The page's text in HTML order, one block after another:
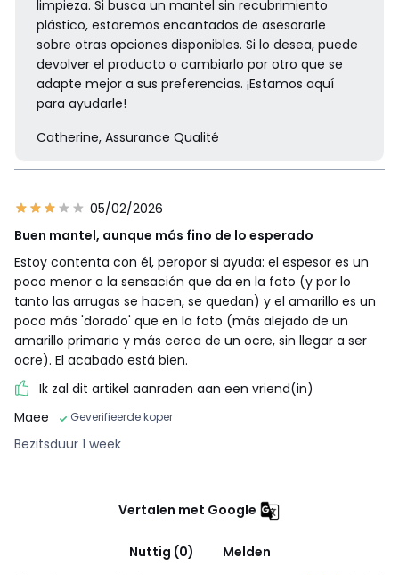
limpieza. Si busca un mantel sin recubrimiento
plástico, estaremos encantados de asesorarle
sobre otras opciones disponibles. Si lo desea, puede
devolver el producto o cambiarlo por otro que se
adapte mejor a sus preferencias. ¡Estamos aquí
para ayudarle!
Catherine, Assurance Qualité
05/02/2026
Buen mantel, aunque más fino de lo esperado
Estoy contenta con él, peropor si ayuda: el espesor es un
poco menor a la sensación que da en la foto (y por lo
tanto las arrugas se hacen, se quedan) y el amarillo es un
poco más 'dorado' que en la foto (más alejado de un
amarillo primario y más cerca de un ocre, sin llegar a ser
ocre). El acabado está bien.
Ik zal dit artikel aanraden aan een vriend(in)
Maee
Geverifieerde koper
Bezitsduur 1 week
Vertalen met Google
Nuttig (0)
Melden